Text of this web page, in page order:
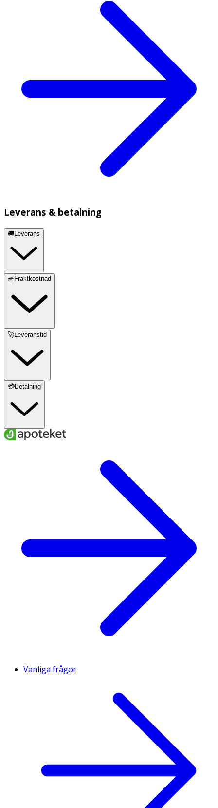
Leverans & betalning
🚚Leverans
🧺Fraktkostnad
🚀Leveranstid
💳Betalning
Vanliga frågor